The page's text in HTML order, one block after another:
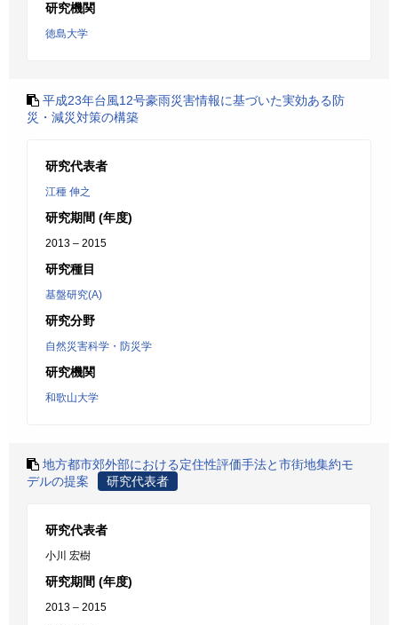
研究機関
徳島大学
平成23年台風12号豪雨災害情報に基づいた実効ある防
災・減災対策の構築
研究代表者
江種 伸之
研究期間 (年度)
2013 – 2015
研究種目
基盤研究(A)
研究分野
自然災害科学・防災学
研究機関
和歌山大学
地方都市郊外部における定住性評価手法と市街地集約モ
デルの提案
研究代表者
研究代表者
小川 宏樹
研究期間 (年度)
2013 – 2015